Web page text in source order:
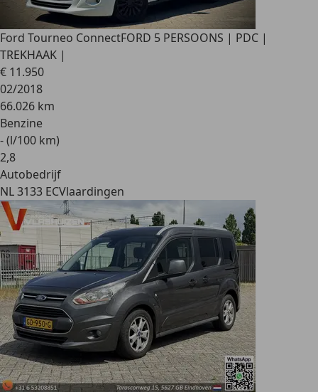
Ford Tourneo ConnectFORD 5 PERSOONS | PDC |
TREKHAAK |
€ 11.950
02/2018
66.026 km
Benzine
- (l/100 km)
2,8
Autobedrijf
NL 3133 ECVlaardingen